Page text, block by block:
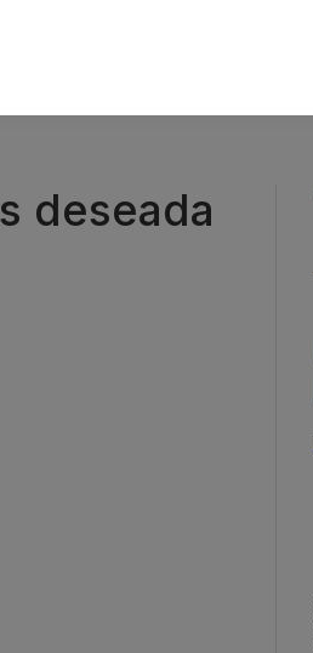
deseada